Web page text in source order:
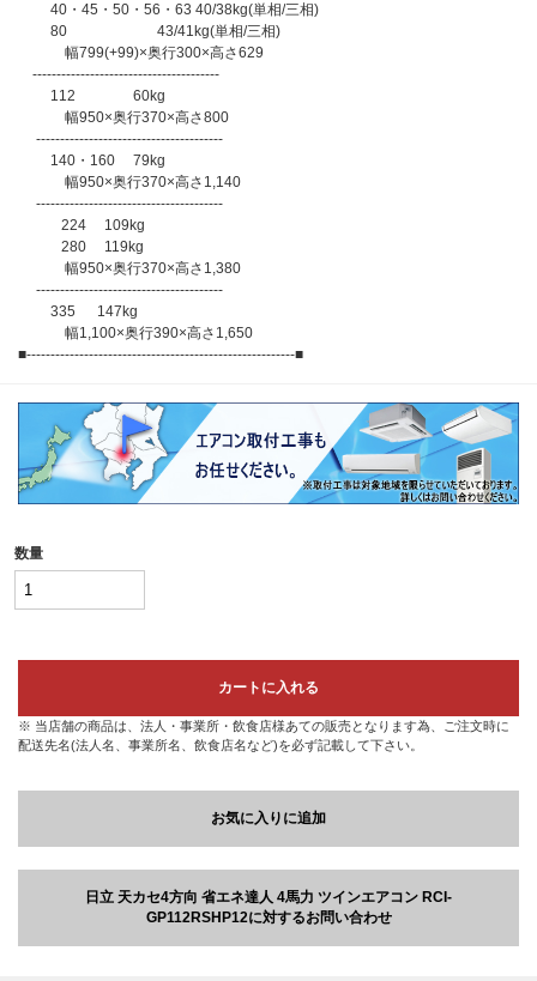
40・45・50・56・63 40/38kg(単相/三相)
80 43/41kg(単相/三相)
幅799(+99)×奥行300×高さ629
---------------------------------------
112 60kg
幅950×奥行370×高さ800
---------------------------------------
140・160 79kg
幅950×奥行370×高さ1,140
---------------------------------------
224 109kg
280 119kg
幅950×奥行370×高さ1,380
---------------------------------------
335 147kg
幅1,100×奥行390×高さ1,650
■--------------------------------------------------------■
数量
カートに入れる
※ 当店舗の商品は、法人・事業所・飲食店様あての販売となります為、ご注文時に
配送先名(法人名、事業所名、飲食店名など)を必ず記載して下さい。
お気に入りに追加
日立 天カセ4方向 省エネ達人 4馬力 ツインエアコン RCI-
GP112RSHP12に対するお問い合わせ